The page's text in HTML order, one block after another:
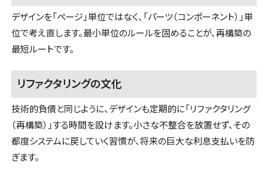
デザインを「ページ」単位ではなく、「パーツ（コンポーネント）」単
位で考え直します。最小単位のルールを固めることが、再構築の
最短ルートです。
リファクタリングの文化
技術的負債と同じように、デザインも定期的に「リファクタリング
（再構築）」する時間を設けます。小さな不整合を放置せず、その
都度システムに戻していく習慣が、将来の巨大な利息支払いを防
ぎます。